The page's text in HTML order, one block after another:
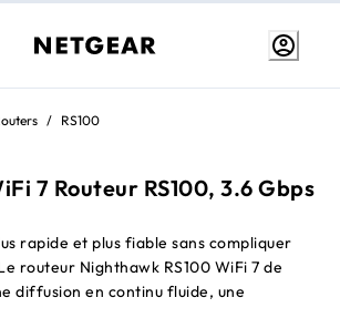
/ RS100
7 Routeur RS100, 3.6 Gbps
rapide et plus fiable sans compliquer
routeur Nighthawk RS100 WiFi 7 de
diffusion en continu fluide, une